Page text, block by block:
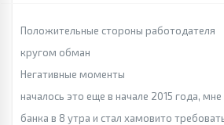
Положительные стороны работодателя
кругом обман
Негативные моменты
началось это еще в начале 2015 года,
банка в 8 утра и стал хамовито